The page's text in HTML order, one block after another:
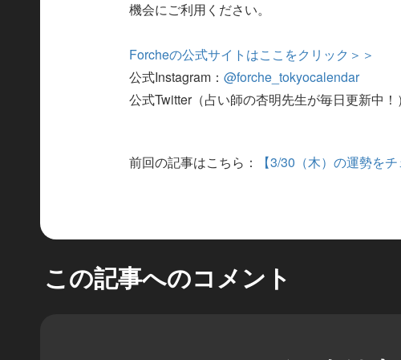
機会にご利用ください。
Forcheの公式サイトはここをクリック＞＞
公式Instagram：@forche_tokyocalendar
公式Twitter（占い師の杏明先生が毎日更新中
前回の記事はこちら： 【3/30（木）の運勢を
この記事へのコメント